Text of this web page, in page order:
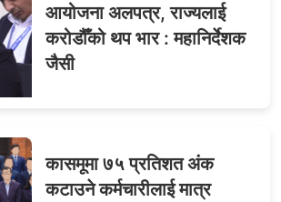
आयोजना अलपत्र, राज्यलाई
करोडौँको थप भार : महानिर्देशक
जैसी
कासमूमा ७५ प्रतिशत अंक
कटाउने कर्मचारीलाई मात्र